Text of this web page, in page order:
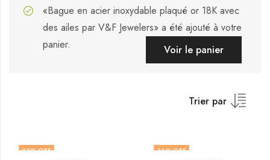
«Bague en acier inoxydable plaqué or 18K avec
des ailes par V&F Jewelers» a été ajouté à votre
panier.
Voir le panier
Trier par
33% OFF
36% OFF